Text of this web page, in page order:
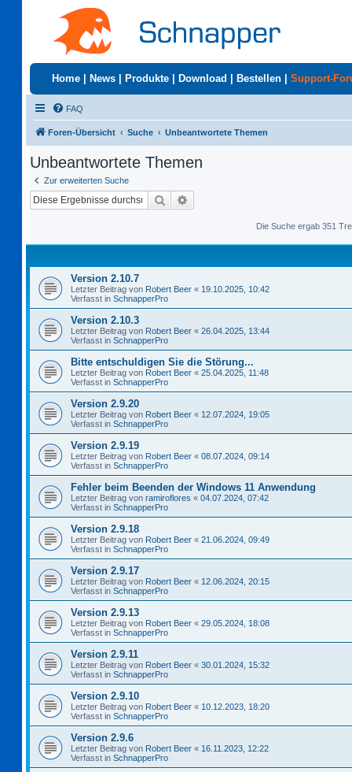
Home News Produkte Download Bestellen Support-
FAQ
Foren-Übersicht Suche Unbeantwortete Themen
Unbeantwortete Themen
Zur erweiterten Suche
Suche
Die Suche ergab 351
Version 2.10.7
Letzter Beitrag von Robert Beer « 19.10.2025, 10:42
Verfasst in SchnapperPro
Version 2.10.3
Letzter Beitrag von Robert Beer « 26.04.2025, 13:44
Verfasst in SchnapperPro
Bitte entschuldigen Sie die Störung...
Letzter Beitrag von Robert Beer « 25.04.2025, 11:48
Verfasst in SchnapperPro
Version 2.9.20
Letzter Beitrag von Robert Beer « 12.07.2024, 19:05
Verfasst in SchnapperPro
Version 2.9.19
Letzter Beitrag von Robert Beer « 08.07.2024, 09:14
Verfasst in SchnapperPro
Fehler beim Beenden der Windows 11 Anwendung
Letzter Beitrag von ramiroflores « 04.07.2024, 07:42
Verfasst in SchnapperPro
Version 2.9.18
Letzter Beitrag von Robert Beer « 21.06.2024, 09:49
Verfasst in SchnapperPro
Version 2.9.17
Letzter Beitrag von Robert Beer « 12.06.2024, 20:15
Verfasst in SchnapperPro
Version 2.9.13
Letzter Beitrag von Robert Beer « 29.05.2024, 18:08
Verfasst in SchnapperPro
Version 2.9.11
Letzter Beitrag von Robert Beer « 30.01.2024, 15:32
Verfasst in SchnapperPro
Version 2.9.10
Letzter Beitrag von Robert Beer « 10.12.2023, 18:20
Verfasst in SchnapperPro
Version 2.9.6
Letzter Beitrag von Robert Beer « 16.11.2023, 12:22
Verfasst in SchnapperPro